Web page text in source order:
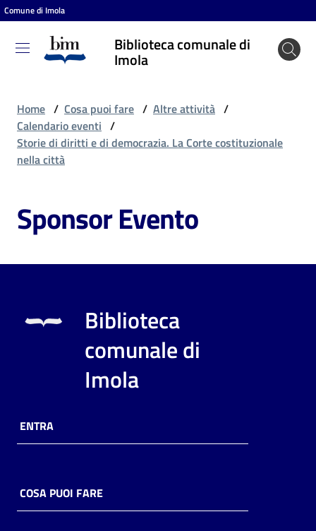
Vai al contenuto
Vai alla navigazione
Vai al footer
Comune di Imola
Biblioteca comunale di
Imola
Biblioteca
comunale
Entra
Cosa
puoi
Home / Cosa puoi fare / Altre attività /
Calendario eventi /
Storie di diritti e di democrazia. La Corte costituzionale
nella città
Sponsor Evento
Biblioteca
comunale di
Imola
ENTRA
COSA PUOI FARE